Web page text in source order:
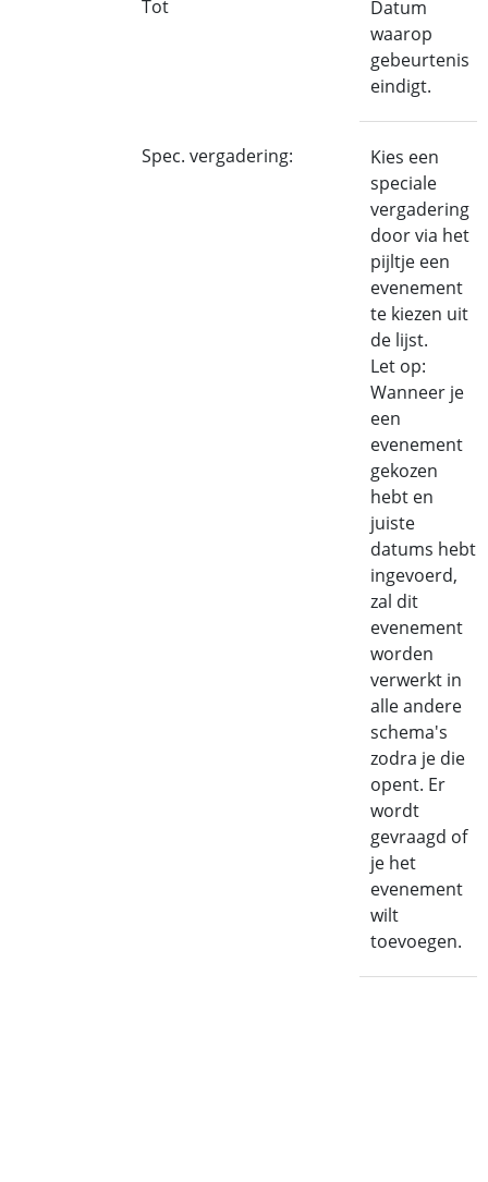
Tot
Datum
waarop
gebeurtenis
eindigt.
Spec. vergadering:
Kies een
speciale
vergadering
door via het
pijltje een
evenement
te kiezen uit
de lijst.
Let op:
Wanneer je
een
evenement
gekozen
hebt en
juiste
datums hebt
ingevoerd,
zal dit
evenement
worden
verwerkt in
alle andere
schema's
zodra je die
opent. Er
wordt
gevraagd of
je het
evenement
wilt
toevoegen.